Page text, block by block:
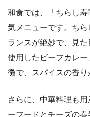
和食では、「ちらし寿
気メニューです。ち
ランスが絶妙で、見
使用したビーフカレ
徴で、スパイスの香り
さらに、中華料理も
ーフードとチーズの